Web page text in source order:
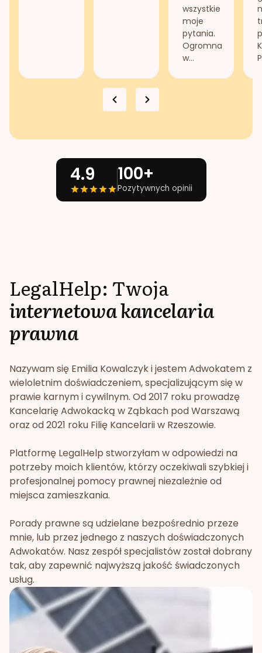
wszystkie
moje
pytania.
Ogromna
w...
4.9 100+
Pozytywnych opinii
LegalHelp: Twoja
internetowa kancelaria
prawna
Nazywam się Emilia Kowalczyk i jestem Adwokatem z
wieloletnim doświadczeniem, specjalizującym się w
prawie karnym i cywilnym. Od 2017 roku prowadzę
Kancelarię Adwokacką w Ząbkach pod Warszawą
oraz od 2021 roku Filię Kancelarii w Rzeszowie.
Platformę LegalHelp stworzyłam w odpowiedzi na
potrzeby moich klientów, którzy oczekiwali szybkiej i
profesjonalnej pomocy prawnej niezależnie od
miejsca zamieszkania.
Porady prawne są udzielane bezpośrednio przeze
mnie, lub przez jednego z naszych doświadczonych
Adwokatów. Nasz zespół specjalistów został dobrany
tak, aby zapewnić najwyższą jakość świadczonych
usług.